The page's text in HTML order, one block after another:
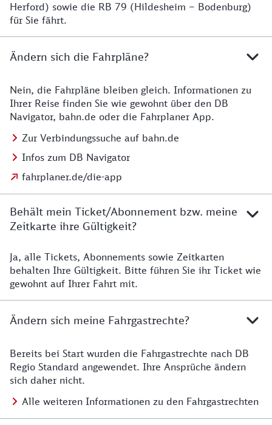
Herford) sowie die RB 79 (Hildesheim – Bodenburg)
für Sie fährt.
Ändern sich die Fahrpläne?
Details zu den Fahrplänen
Nein, die Fahrpläne bleiben gleich. Informationen zu
Ihrer Reise finden Sie wie gewohnt über den DB
Navigator, bahn.de oder die Fahrplaner App.
Zur Verbindungssuche auf bahn.de
Infos zum DB Navigator
fahrplaner.de/die-app
Behält mein Ticket/Abonnement bzw. meine
Zeitkarte ihre Gültigkeit?
Details zur Zeitkarte
Ja, alle Tickets, Abonnements sowie Zeitkarten
behalten Ihre Gültigkeit. Bitte führen Sie ihr Ticket wie
gewohnt auf Ihrer Fahrt mit.
Ändern sich meine Fahrgastrechte?
Details zu Fahrgastrechten
Bereits bei Start wurden die Fahrgastrechte nach DB
Regio Standard angewendet. Ihre Ansprüche ändern
sich daher nicht.
Alle weiteren Informationen zu den Fahrgastrechten